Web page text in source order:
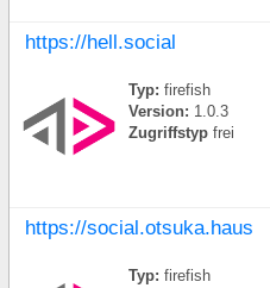
https://hell.social
Typ: firefish
Version: 1.0.3
Zugriffstyp frei
https://social.otsuka.haus
Typ: firefish